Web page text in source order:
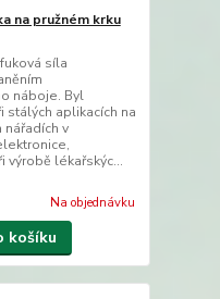
na pružném krku
síla
náboje. Byl
stálých aplikacích na
nářadích v
lékařskýc...
Na objednávku
košíku